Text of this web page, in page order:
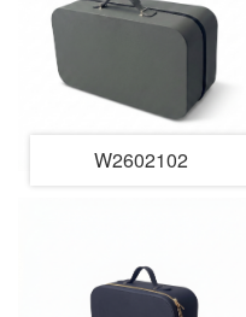
W2602102